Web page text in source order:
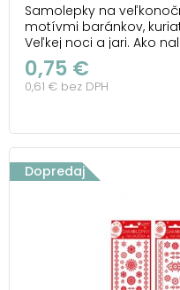
Samolepky na
motívmi baránkov,
Veľkej noci a jari. Ako
Na dekorovanie
vajce. 2. Odstráňte
vybraný obrázok z
0,75 €
0,61 € bez DPH
Dopredaj